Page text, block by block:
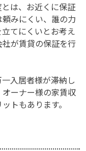
は、お近くに保証
みにくい、誰の力
てにくいとお考え
が賃貸の保証を行
入居者様が滞納し
ーナー様の家賃収
トもあります。